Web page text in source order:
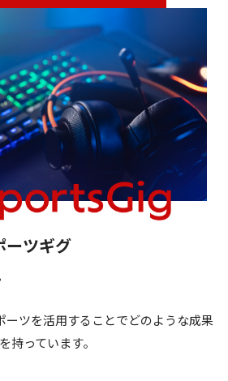
ーツギグ
ーツを活用することでどのような成果
持っています。